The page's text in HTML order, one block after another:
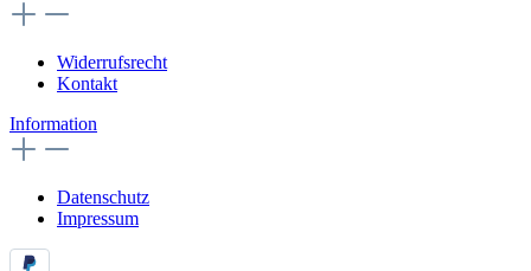
Widerrufsrecht
Kontakt
Information
Datenschutz
Impressum